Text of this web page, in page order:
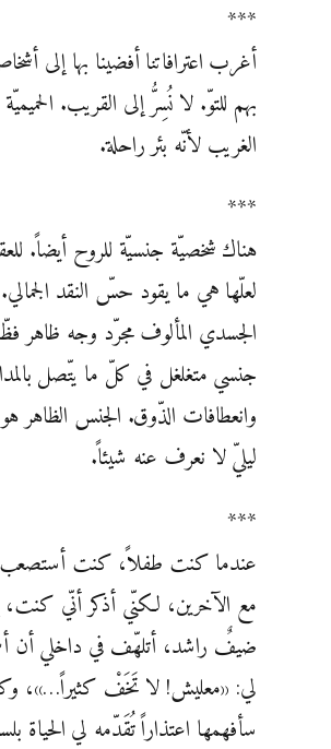
***
أغرب اعترافاتنا أفضينا بها إلى
بهم للتوّ. لا نُسِرُّ إلى القريب.
الغريب لأنّه بئر راحلة.
***
هناك شخصيّة جنسيّة للروح أيضاً.
لعلّها هي ما يقود حسّ النقد
الجسدي المألوف مجرّد وجه ظاهر
جنسي متغلغل في كلّ ما يتّصل
وانعطافات الذّوق. الجنس الظاهر
ليليّ لا نعرف عنه شيئاً.
***
عندما كنت طفلاً، كنت أستصعب
مع الآخرين، لكنّي أذكر أنّي كنت،
ضيفٌ راشد، أتلهّف في داخلي أن
لي: «معليش! لا تَخَفْ كثيراً…»،
سأفهمها اعتذاراً تُقَدّمه لي الحياة